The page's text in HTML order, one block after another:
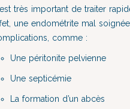
est très important de traiter
une endométrite mal
comme :
Une péritonite pelvienne
Une septicémie
La formation d’un abcès